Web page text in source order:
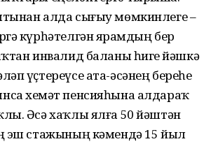
алда сығыу мөмкинлеге –
күрһәтелгән ярҙамдың бер
инвалид баланы һигеҙ йәшкә
үҫтереүсе ата-әсәнең береһе
хеҙмәт пенсияһына алдараҡ
Әсә хаҡлы ялға 50 йәштән
эш стажының кәмендә 15 йыл